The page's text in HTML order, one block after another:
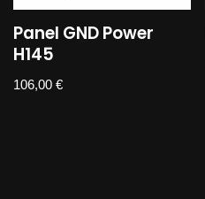
Panel GND Power
H145
106,00 €